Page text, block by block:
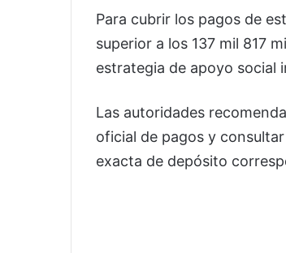
Para cubrir los pagos de
superior a los 137 mil 817
estrategia de apoyo social
Las autoridades
oficial de pagos y
exacta de depósito